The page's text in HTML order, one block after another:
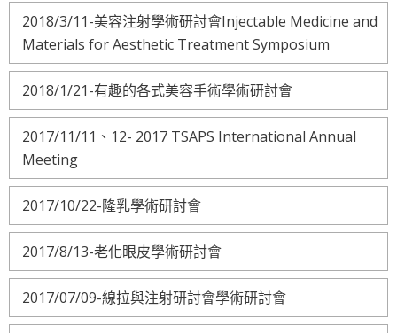
2018/3/11-美容注射學術研討會Injectable Medicine and
Materials for Aesthetic Treatment Symposium
2018/1/21-有趣的各式美容手術學術研討會
2017/11/11、12- 2017 TSAPS International Annual
Meeting
2017/10/22-隆乳學術研討會
2017/8/13-老化眼皮學術研討會
2017/07/09-線拉與注射研討會學術研討會